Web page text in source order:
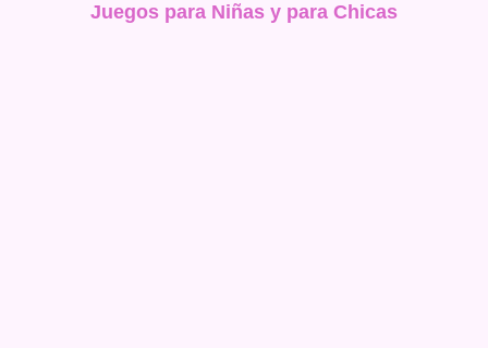
Juegos para Niñas y para Chicas